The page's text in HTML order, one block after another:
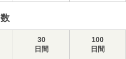
30
日間
100
日間